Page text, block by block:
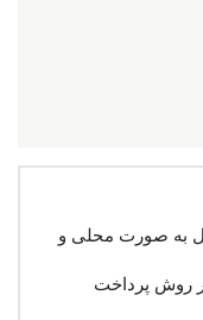
به صورت محلی و
روش پرداخت